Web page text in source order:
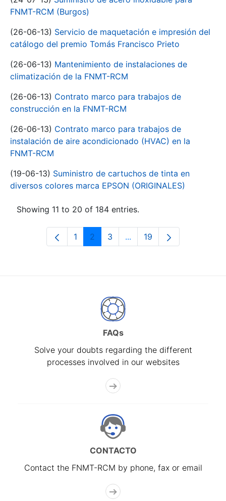
FNMT-RCM (Burgos)
(26-06-13) Servicio de maquetación e impresión del
catálogo del premio Tomás Francisco Prieto
(26-06-13) Mantenimiento de instalaciones de
climatización de la FNMT-RCM
(26-06-13) Contrato marco para trabajos de
construcción en la FNMT-RCM
(26-06-13) Contrato marco para trabajos de
instalación de aire acondicionado (HVAC) en la
FNMT-RCM
(19-06-13) Suministro de cartuchos de tinta en
diversos colores marca EPSON (ORIGINALES)
Showing 11 to 20 of 184 entries.
Page
1 Page
2 Page
3 ...Intermediate Pages Use
Page
19
FAQs
Solve your doubts regarding the different
processes involved in our websites
CONTACTO
Contact the FNMT-RCM by phone, fax or email